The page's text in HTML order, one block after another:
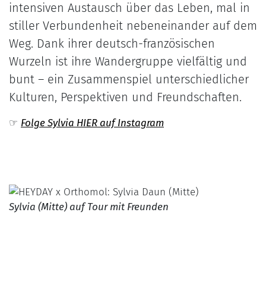
intensiven Austausch über das Leben, mal in
stiller Verbundenheit nebeneinander auf dem
Weg. Dank ihrer deutsch-französischen
Wurzeln ist ihre Wandergruppe vielfältig und
bunt – ein Zusammenspiel unterschiedlicher
Kulturen, Perspektiven und Freundschaften.
☞ FolgeSylvia HIER auf Instagram
Sylvia (Mitte) auf Tour mit Freunden